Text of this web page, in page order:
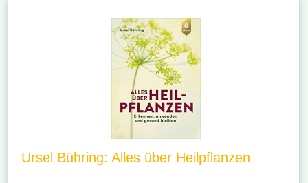
Ursel Bühring: Alles über Heilpflanzen